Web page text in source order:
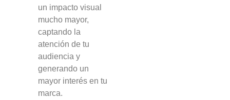
un impacto visual
mucho mayor,
captando la
atención de tu
audiencia y
generando un
mayor interés en tu
marca.